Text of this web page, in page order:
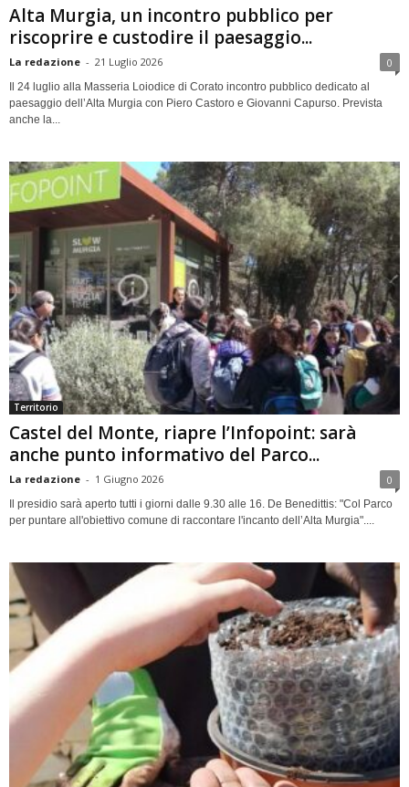
Alta Murgia, un incontro pubblico per
riscoprire e custodire il paesaggio...
La redazione - 21 Luglio 2026 0
Il 24 luglio alla Masseria Loiodice di Corato incontro pubblico dedicato al
paesaggio dell’Alta Murgia con Piero Castoro e Giovanni Capurso. Prevista
anche la...
Territorio
Castel del Monte, riapre l’Infopoint: sarà
anche punto informativo del Parco...
La redazione - 1 Giugno 2026 0
Il presidio sarà aperto tutti i giorni dalle 9.30 alle 16. De Benedittis: "Col Parco
per puntare all'obiettivo comune di raccontare l'incanto dell’Alta Murgia"....